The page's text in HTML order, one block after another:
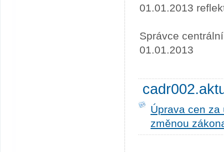
01.01.2013
Správce
01.01.2013
Úprava cen
změnou